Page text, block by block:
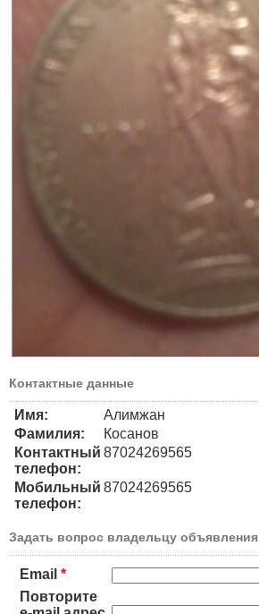
Контактные данные
Имя:
Алимжан
Фамилия:
Косанов
Контактный
телефон:
87024269565
Мобильный
телефон:
87024269565
Задать вопрос владельцу объявления
Email *
Повторите